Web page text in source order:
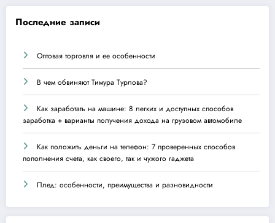
Последние записи
Оптовая торговля и ее особенности
В чем обвиняют Тимура Турлова?
Как заработать на машине: 8 легких и доступных способов
заработка + варианты получения дохода на грузовом автомобиле
Как положить деньги на телефон: 7 проверенных способов
пополнения счета, как своего, так и чужого гаджета
Плед: особенности, преимущества и разновидности